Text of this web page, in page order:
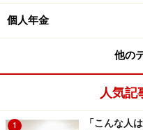
個人年金
他の
人気記
1
「こんな人